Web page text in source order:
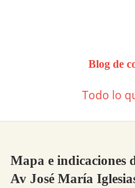
Blog de
Todo lo
Mapa e indicaciones
Av José María